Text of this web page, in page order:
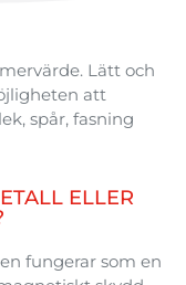
mervärde. Lätt och
att
, spår, fasning
ELLER
fungerar som en